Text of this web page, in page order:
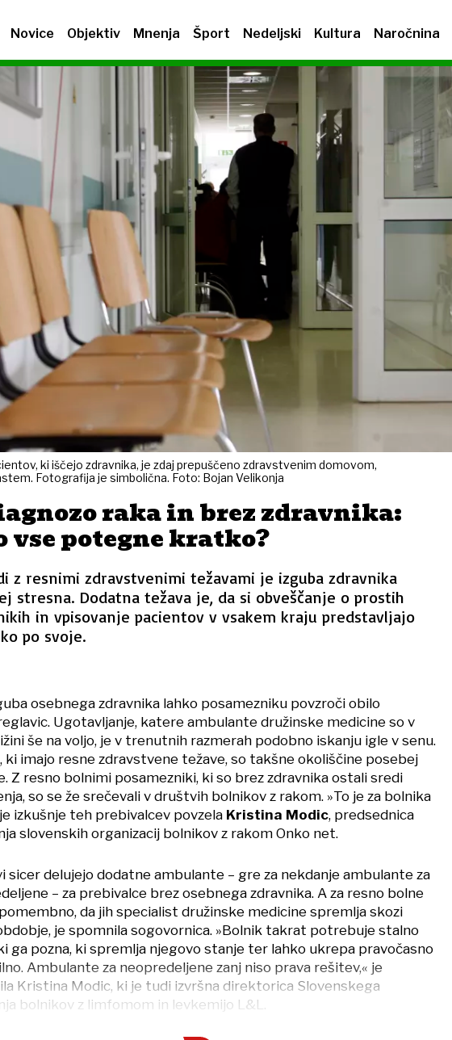
Novice Objektiv Mnenja Šport Nedeljski Kultura Naročnina
ki iščejo zdravnika, je zdaj prepuščeno zdravstvenim domovom,
Fotografija je simbolična. Foto: Bojan Velikonja
raka in brez zdravnika:
vse potegne kratko?
z resnimi zdravstvenimi težavami je izguba zdravnika
stresna. Dodatna težava je, da si obveščanje o prostih
in vpisovanje pacientov v vsakem kraju predstavljajo
po svoje.
osebnega zdravnika lahko posamezniku povzroči obilo
Ugotavljanje, katere ambulante družinske medicine so v
še na voljo, je v trenutnih razmerah podobno iskanju igle v senu.
ki imajo resne zdravstvene težave, so takšne okoliščine posebej
Z resno bolnimi posamezniki, ki so brez zdravnika ostali sredi
so se že srečevali v društvih bolnikov z rakom. »To je za bolnika
izkušnje teh prebivalcev povzela Kristina Modic, predsednica
slovenskih organizacij bolnikov z rakom Onko net.
sicer delujejo dodatne ambulante – gre za nekdanje ambulante za
– za prebivalce brez osebnega zdravnika. A za resno bolne
da jih specialist družinske medicine spremlja skozi
je spomnila sogovornica. »Bolnik takrat potrebuje stalno
ga pozna, ki spremlja njegovo stanje ter lahko ukrepa pravočasno
Ambulante za neopredeljene zanj niso prava rešitev,« je
Kristina Modic, ki je tudi izvršna direktorica Slovenskega
bolnikov z limfomom in levkemijo L&L.